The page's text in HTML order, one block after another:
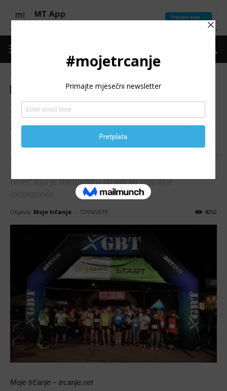
2. ZENIČKI NOĆNI CENER:
Junuzović i Kimani najbrži
Udruženje za razvoj i podršku planinarstva i sportskog
turizma "Vedro" u sklopu svoje posebne sekcije "Zenica trči"
realizovalo je drugo izdanje rekreativne trke "Zenički noćni
cener” koja je startovala u 20 sati na Trgu Alije
Izetbegovića.
Objavio Moje trčanje - 13/04/2019 4052
Moje trčanje – trcanje.net